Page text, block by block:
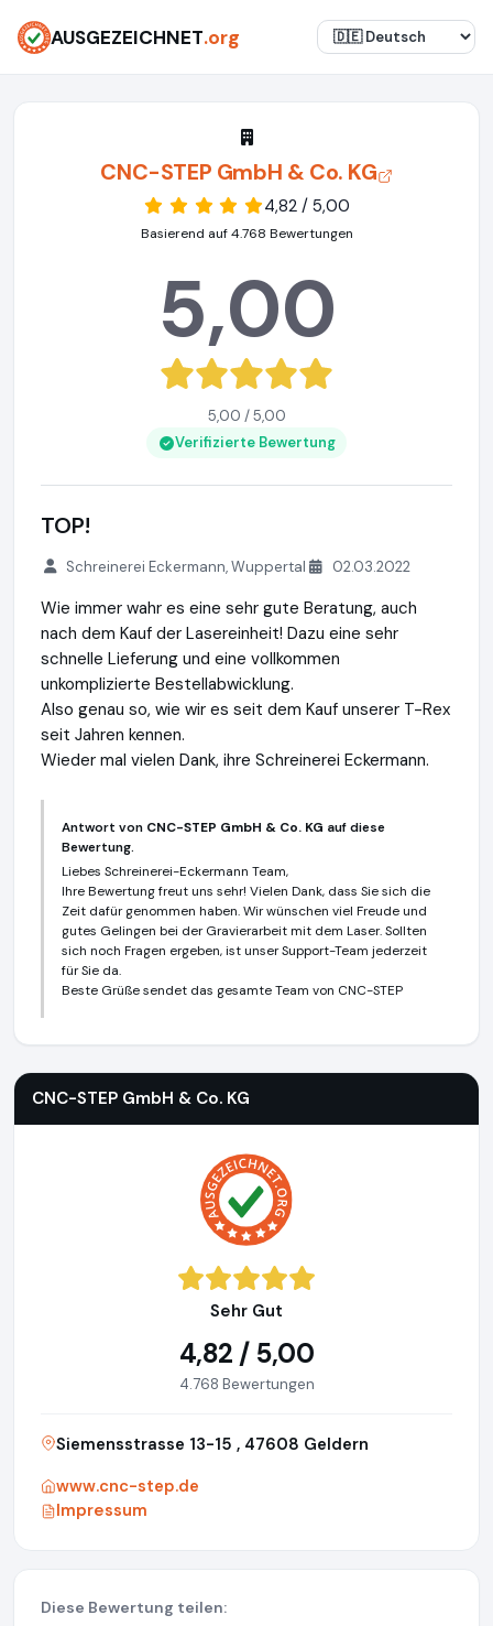
AUSGEZEICHNET.org
CNC-STEP GmbH & Co. KG
4,82 / 5,00
Basierend auf 4.768 Bewertungen
5,00
5,00 / 5,00
Verifizierte Bewertung
TOP!
Schreinerei Eckermann, Wuppertal 02.03.2022
Wie immer wahr es eine sehr gute Beratung, auch
nach dem Kauf der Lasereinheit! Dazu eine sehr
schnelle Lieferung und eine vollkommen
unkomplizierte Bestellabwicklung.
Also genau so, wie wir es seit dem Kauf unserer T-Rex
seit Jahren kennen.
Wieder mal vielen Dank, ihre Schreinerei Eckermann.
Antwort von CNC-STEP GmbH & Co. KG auf diese
Bewertung.
Liebes Schreinerei-Eckermann Team,
Ihre Bewertung freut uns sehr! Vielen Dank, dass Sie sich die
Zeit dafür genommen haben. Wir wünschen viel Freude und
gutes Gelingen bei der Gravierarbeit mit dem Laser. Sollten
sich noch Fragen ergeben, ist unser Support-Team jederzeit
für Sie da.
Beste Grüße sendet das gesamte Team von CNC-STEP
CNC-STEP GmbH & Co. KG
Sehr Gut
4,82 / 5,00
4.768 Bewertungen
Siemensstrasse 13-15 , 47608 Geldern
www.cnc-step.de
Impressum
Diese Bewertung teilen: